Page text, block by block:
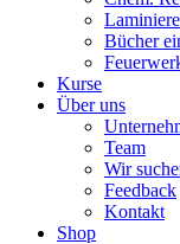
Bücher
Kurse
Über uns
Team
Wir
Feedback
Kontakt
Shop